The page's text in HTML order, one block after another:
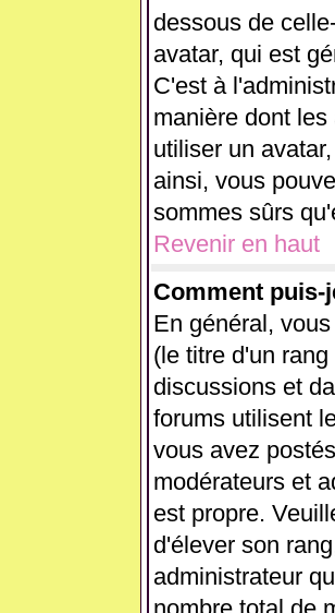
dessous de
avatar, qui est
C'est à
manière dont
utiliser un
ainsi, vous
sommes sûrs
Revenir en haut
Comment puis-
En général,
(le titre d'un
discussions et
forums utilisent
vous avez
modérateurs et
est propre.
d'élever son
administrateur